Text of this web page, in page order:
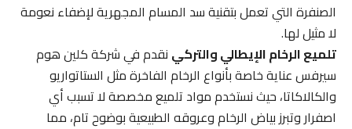
الصنفرة التي تعمل بتقنية سد المسام المجهرية لإضفاء نعومة
لا مثيل لها.
تلميع الرخام الإيطالي والتركينقدم في شركة كلين هوم
سيرفس عناية خاصة بأنواع الرخام الفاخرة مثل الستاتواريو
والكالاكاتا، حيث نستخدم مواد تلميع مخصصة لا تسبب أي
اصفرار وتبرز بياض الرخام وعروقه الطبيعية بوضوح تام، مما